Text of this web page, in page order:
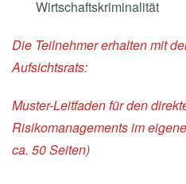
Wirtschaftskriminalität
Die Teilnehmer erhalten mit
Aufsichtsrats:
Muster-Leitfaden für den
Risikomanagements im
ca. 50 Seiten)